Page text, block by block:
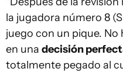
la jugadora número 8
juego con un pique. No
en una decisión
totalmente pegado al